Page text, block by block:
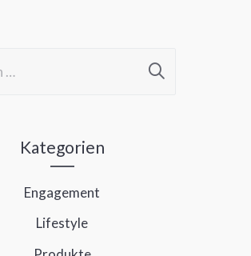
Kategorien
Engagement
Lifestyle